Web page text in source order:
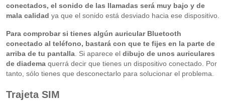
conectados, el sonido de las llamadas será muy bajo y de
mala calidad ya que el sonido está desviado hacia ese dispositivo.
Para comprobar si tienes algún auricular Bluetooth
conectado al teléfono, bastará con que te fijes en la parte de
arriba de tu pantalla. Si aparece el dibujo de unos auriculares
de diademaquerrá decir que tienes un dispositivo conectado. Por
tanto, sólo tienes que desconectarlo para solucionar el problema.
Trajeta SIM